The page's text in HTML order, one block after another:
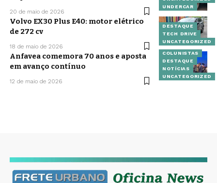
UNDERCAR
20 de maio de 2026
DESTAQUE
TECH DRIVE
UNCATEGORIZED
Volvo EX30 Plus E40: motor elétrico
de 272 cv
18 de maio de 2026
COLUNISTAS
DESTAQUE
NOTÍCIAS
UNCATEGORIZED
Anfavea comemora 70 anos e aposta
em avanço contínuo
12 de maio de 2026